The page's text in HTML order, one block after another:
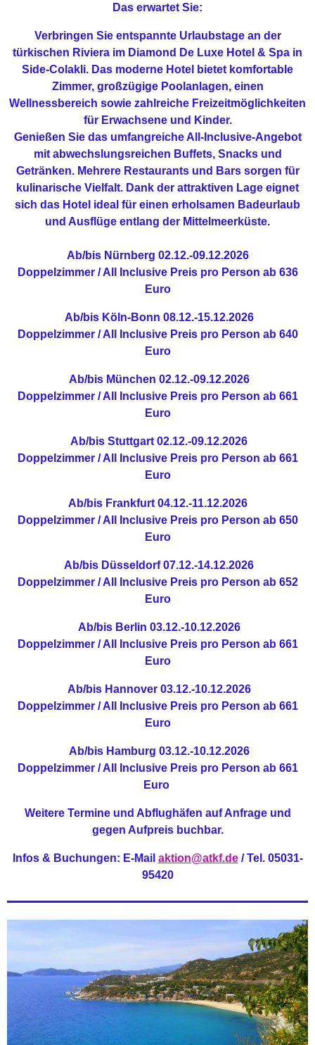
Das erwartet Sie:
Verbringen Sie entspannte Urlaubstage an der
türkischen Riviera im Diamond De Luxe Hotel & Spa in
Side-Colakli. Das moderne Hotel bietet komfortable
Zimmer, großzügige Poolanlagen, einen
Wellnessbereich sowie zahlreiche Freizeitmöglichkeiten
für Erwachsene und Kinder.
Genießen Sie das umfangreiche All-Inclusive-Angebot
mit abwechslungsreichen Buffets, Snacks und
Getränken. Mehrere Restaurants und Bars sorgen für
kulinarische Vielfalt. Dank der attraktiven Lage eignet
sich das Hotel ideal für einen erholsamen Badeurlaub
und Ausflüge entlang der Mittelmeerküste.
Ab/bis Nürnberg 02.12.-09.12.2026
Doppelzimmer / All Inclusive Preis pro Person ab 636
Euro
Ab/bis Köln-Bonn 08.12.-15.12.2026
Doppelzimmer / All Inclusive Preis pro Person ab 640
Euro
Ab/bis München 02.12.-09.12.2026
Doppelzimmer / All Inclusive Preis pro Person ab 661
Euro
Ab/bis Stuttgart 02.12.-09.12.2026
Doppelzimmer / All Inclusive Preis pro Person ab 661
Euro
Ab/bis Frankfurt 04.12.-11.12.2026
Doppelzimmer / All Inclusive Preis pro Person ab 650
Euro
Ab/bis Düsseldorf07.12.-14.12.2026
Doppelzimmer / All Inclusive Preis pro Person ab 652
Euro
Ab/bis Berlin 03.12.-10.12.2026
Doppelzimmer / All Inclusive Preis pro Person ab 661
Euro
Ab/bis Hannover 03.12.-10.12.2026
Doppelzimmer / All Inclusive Preis pro Person ab 661
Euro
Ab/bis Hamburg 03.12.-10.12.2026
Doppelzimmer / All Inclusive Preis pro Person ab 661
Euro
Weitere Termine und Abflughäfen auf Anfrage und
gegen Aufpreis buchbar.
Infos & Buchungen: E-Mail aktion@atkf.de/ Tel. 05031-
95420